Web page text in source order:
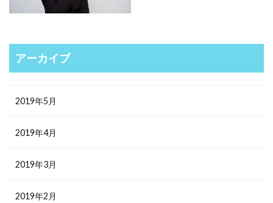
アーカイブ
2019年5月
2019年4月
2019年3月
2019年2月